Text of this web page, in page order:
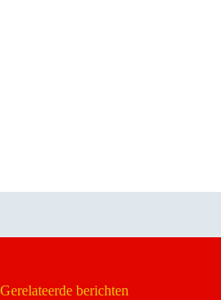
Gerelateerde berichten